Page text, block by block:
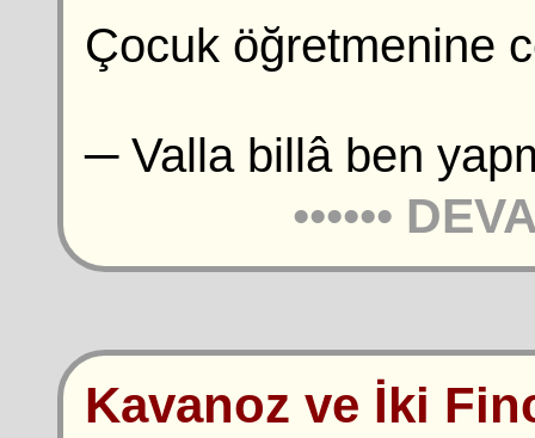
Çocuk öğretmenine
─ Valla billâ ben
••••••
Kavanoz ve İki